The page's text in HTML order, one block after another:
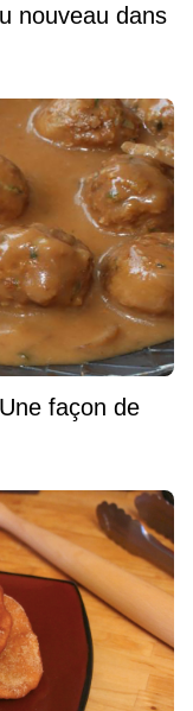
nouveau dans
façon de